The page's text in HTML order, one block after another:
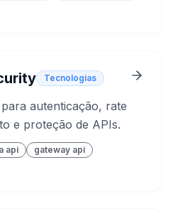
Tecnologias
autenticação, rate
e proteção de APIs.
api
gateway api